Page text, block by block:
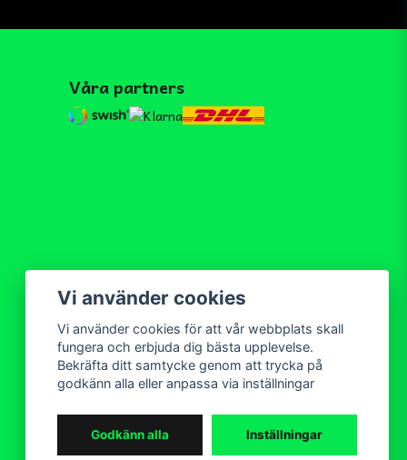
Våra partners
Vi använder cookies
Vi använder cookies för att vår webbplats skall
fungera och erbjuda dig bästa upplevelse.
Bekräfta ditt samtycke genom att trycka på
godkänn alla eller anpassa via inställningar
Godkänn alla Inställningar